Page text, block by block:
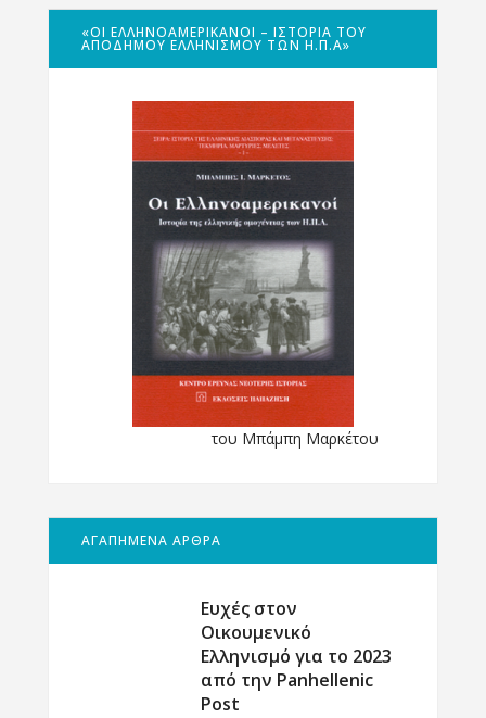
«ΟΙ ΕΛΛΗΝΟΑΜΕΡΙΚΑΝΟΊ – ΙΣΤΟΡΊΑ ΤΟΥ
ΑΠΌΔΗΜΟΥ ΕΛΛΗΝΙΣΜΟΎ ΤΩΝ Η.Π.Α»
του Μπάμπη Μαρκέτου
ΑΓΑΠΗΜΕΝΑ ΑΡΘΡΑ
Ευχές στον
Οικουμενικό
Ελληνισμό για το 2023
από την Panhellenic
Post